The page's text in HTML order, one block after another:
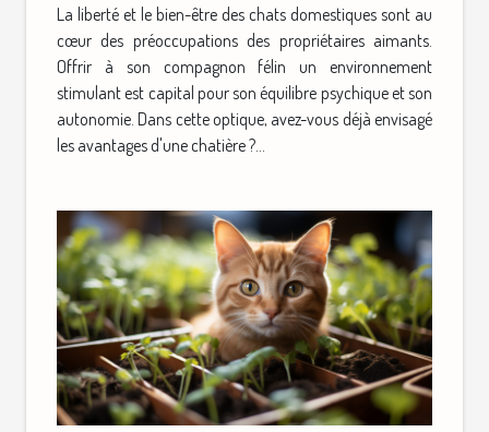
La liberté et le bien-être des chats domestiques sont au
cœur des préoccupations des propriétaires aimants.
Offrir à son compagnon félin un environnement
stimulant est capital pour son équilibre psychique et son
autonomie. Dans cette optique, avez-vous déjà envisagé
les avantages d'une chatière ?...